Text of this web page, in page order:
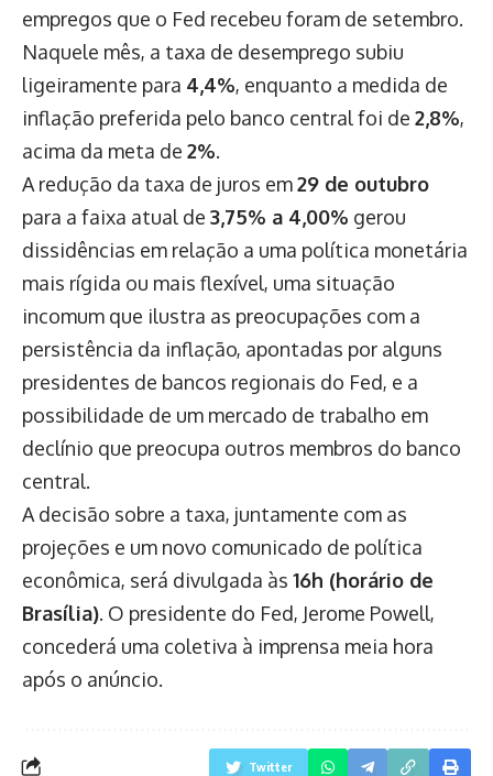
empregos que o Fed recebeu foram de setembro.
Naquele mês, a taxa de desemprego subiu
ligeiramente para 4,4%, enquanto a medida de
inflação preferida pelo banco central foi de 2,8%,
acima da meta de 2%.
A redução da taxa de juros em29 de outubro
para a faixa atual de 3,75% a 4,00% gerou
dissidências em relação a uma política monetária
mais rígida ou mais flexível, uma situação
incomum que ilustra as preocupações com a
persistência da inflação, apontadas por alguns
presidentes de bancos regionais do Fed, e a
possibilidade de um mercado de trabalho em
declínio que preocupa outros membros do banco
central.
A decisão sobre a taxa, juntamente com as
projeções e um novo comunicado de política
econômica, será divulgada às 16h (horário de
Brasília). O presidente do Fed, Jerome Powell,
concederá uma coletiva à imprensa meia hora
após o anúncio.
Twitter